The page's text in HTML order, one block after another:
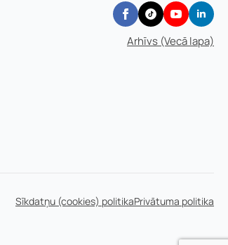
Arhīvs (Vecā lapa)
Sīkdatņu (cookies) politikaPrivātuma politika